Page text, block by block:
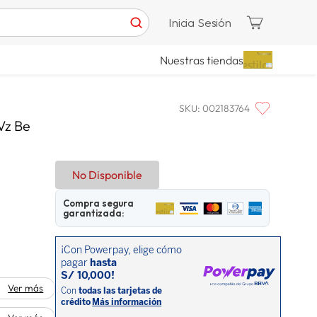
Inicia Sesión
Nuestras tiendas
SKU: 002183764
Be
Ver más
No Disponible
Compra segura
garantizada: